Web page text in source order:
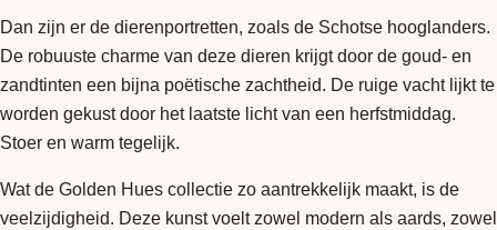
Dan zijn er de dierenportretten, zoals de Schotse hooglanders.
De robuuste charme van deze dieren krijgt door de goud- en
zandtinten een bijna poëtische zachtheid. De ruige vacht lijkt te
worden gekust door het laatste licht van een herfstmiddag.
Stoer en warm tegelijk.
Wat de Golden Hues collectie zo aantrekkelijk maakt, is de
veelzijdigheid. Deze kunst voelt zowel modern als aards, zowel